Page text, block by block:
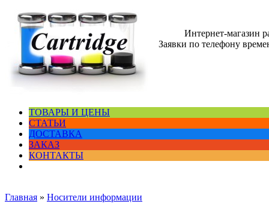
Интернет-магазин
Заявки по телефону
ТОВАРЫ И ЦЕНЫ
СТАТЬИ
ДОСТАВКА
ЗАКАЗ
КОНТАКТЫ
Главная » Носители информации